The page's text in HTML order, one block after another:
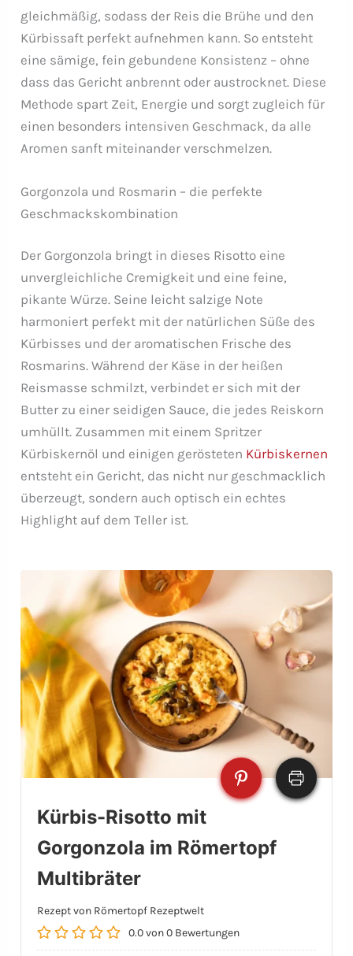
gleichmäßig, sodass der Reis die Brühe und den
Kürbissaft perfekt aufnehmen kann. So entsteht
eine sämige, fein gebundene Konsistenz – ohne
dass das Gericht anbrennt oder austrocknet. Diese
Methode spart Zeit, Energie und sorgt zugleich für
einen besonders intensiven Geschmack, da alle
Aromen sanft miteinander verschmelzen.
Gorgonzola und Rosmarin – die perfekte
Geschmackskombination
Der Gorgonzola bringt in dieses Risotto eine
unvergleichliche Cremigkeit und eine feine,
pikante Würze. Seine leicht salzige Note
harmoniert perfekt mit der natürlichen Süße des
Kürbisses und der aromatischen Frische des
Rosmarins. Während der Käse in der heißen
Reismasse schmilzt, verbindet er sich mit der
Butter zu einer seidigen Sauce, die jedes Reiskorn
umhüllt. Zusammen mit einem Spritzer
Kürbiskernöl und einigen gerösteten Kürbiskernen
entsteht ein Gericht, das nicht nur geschmacklich
überzeugt, sondern auch optisch ein echtes
Highlight auf dem Teller ist.
Kürbis-Risotto mit
Gorgonzola im Römertopf
Multibräter
Rezept von Römertopf Rezeptwelt
0.0von0 Bewertungen